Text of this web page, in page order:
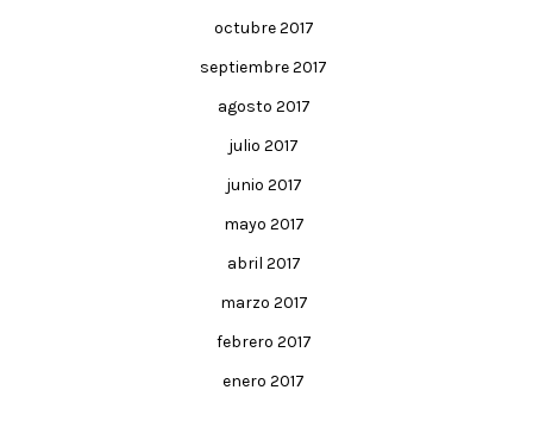
octubre 2017
septiembre 2017
agosto 2017
julio 2017
junio 2017
mayo 2017
abril 2017
marzo 2017
febrero 2017
enero 2017